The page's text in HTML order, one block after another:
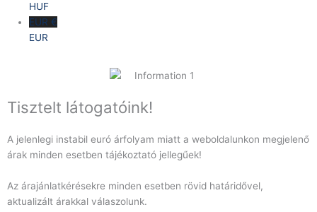
HUF
EUR €
EUR
Tisztelt látogatóink!
A jelenlegi instabil euró árfolyam miatt a weboldalunkon megjelenő
árak minden esetben tájékoztató jellegűek!
Az árajánlatkérésekre minden esetben rövid határidővel,
aktualizált árakkal válaszolunk.